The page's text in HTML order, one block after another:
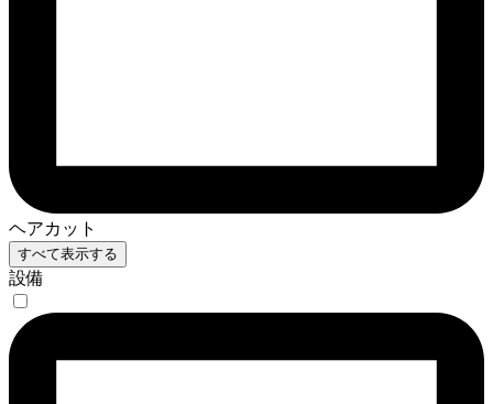
ヘアカット
すべて表示する
設備